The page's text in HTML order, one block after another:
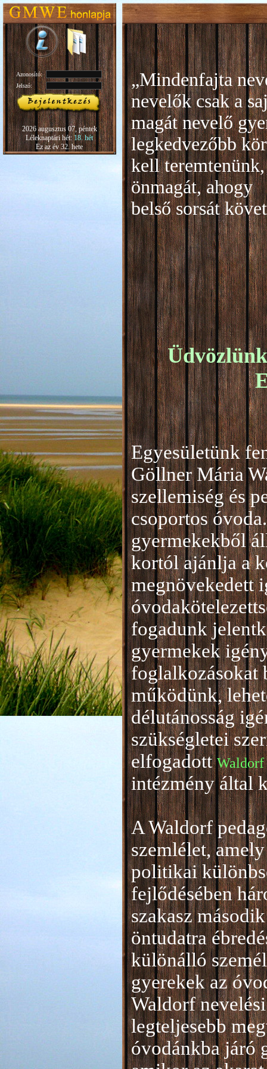
Azonosító:
Jelszó:
2026 augusztus 07, péntek
Léleknaptári hét:18. hét
Ez az év 32. hete
„Mindenfajta
nevelők csak a
magát nevelő
legkedvezőbb
kell
önmagát, ahogy
belső sorsát
Egyesületünk
Göllner Mária
szellemiség és
csoportos
gyermekekből
kortól ajánlja a
megnövekedett
fogadunk
gyermekek
foglalkozásokat
működünk,
délutánosság
szükségletei
elfogadott Waldorf
intézmény által
A Waldorf
szemlélet,
politikai
fejlődésében
szakasz
öntudatra
különálló
gyerekek az
Waldorf
legteljesebb
óvodánkba járó